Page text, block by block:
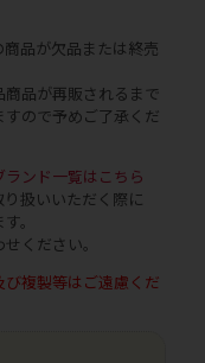
品が欠品または終売
品が再販されるまで
ので予めご了承くだ
ンド一覧はこちら
扱いいただく際に
。
ください。
複製等はご遠慮くだ